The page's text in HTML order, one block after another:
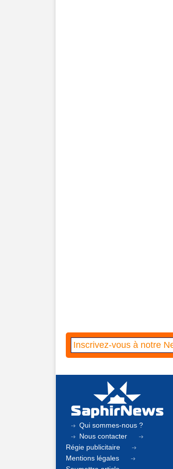
Qui sommes-nous ?
Nous contacter
Régie publicitaire
Mentions légales